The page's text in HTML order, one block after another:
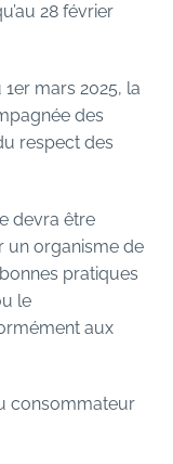
28 février
mars 2025, la
des
respect des
devra être
un organisme de
pratiques
le
aux
consommateur